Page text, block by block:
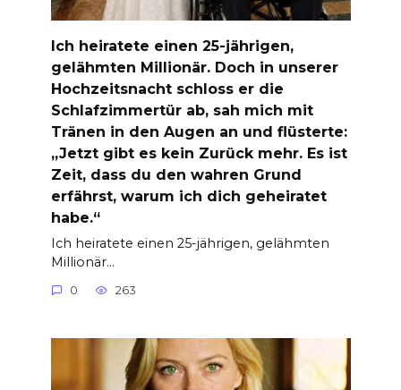
Ich heiratete einen 25-jährigen,
gelähmten Millionär. Doch in unserer
Hochzeitsnacht schloss er die
Schlafzimmertür ab, sah mich mit
Tränen in den Augen an und flüsterte:
„Jetzt gibt es kein Zurück mehr. Es ist
Zeit, dass du den wahren Grund
erfährst, warum ich dich geheiratet
habe.“
Ich heiratete einen 25-jährigen, gelähmten
Millionär…
0 263